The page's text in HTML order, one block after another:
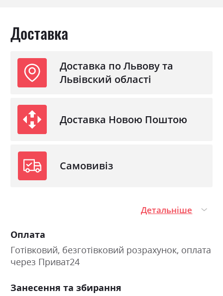
Доставка
Доставка по Львову та
Львівский області
Доставка Новою Поштою
Самовивіз
Детальніше
Оплата
Готівковий, безготівковий розрахунок, оплата
через Приват24
Занесення та збирання